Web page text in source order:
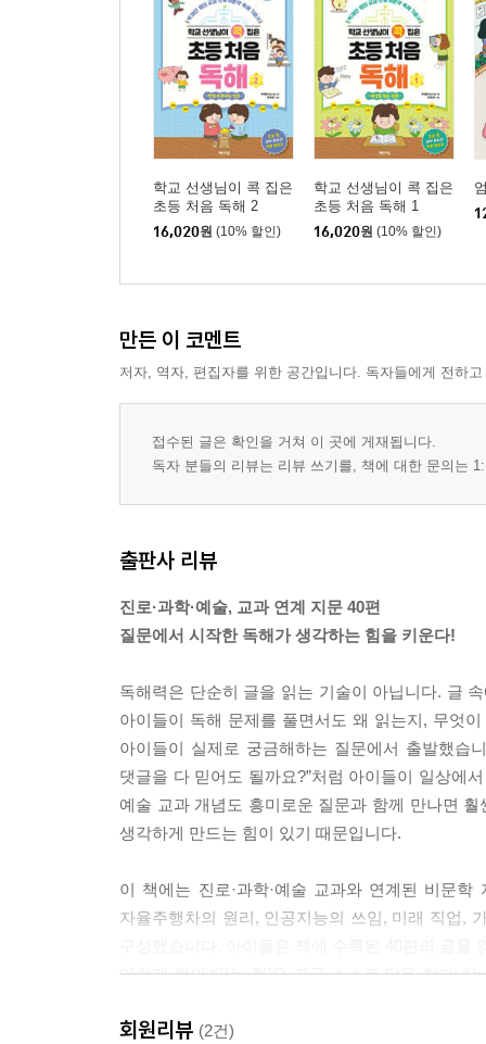
학교 선생님이 콕 집은
초등 처음 독해 2
16,020원 (10% 할인)
학교 선생님이 콕 집은
초등 처음 독해 1
16,020원 (10% 할인)
만든 이 코멘트
저자, 역자, 편집자를 위한 공간입니다. 독자들에게 전하
접수된 글은 확인을 거쳐 이 곳에 게재됩니다.
독자 분들의 리뷰는 리뷰 쓰기를, 책에 대한 문의는
출판사 리뷰
진로·과학·예술, 교과 연계 지문 40편
질문에서 시작한 독해가 생각하는 힘을 키운다!
독해력은 단순히 글을 읽는 기술이 아닙니다. 글
아이들이 독해 문제를 풀면서도 왜 읽는지, 무엇
아이들이 실제로 궁금해하는 질문에서 출발했습
댓글을 다 믿어도 될까요?”처럼 아이들이 일상에
예술 교과 개념도 흥미로운 질문과 함께 만나면
생각하게 만드는 힘이 있기 때문입니다.
이 책에는 진로·과학·예술 교과와 연계된 비문
자율주행차의 원리, 인공지능의 쓰임, 미래 직업,
이렇게 쌓인 ‘읽는 힘’은 결국 스스로 답을 찾아
회원리뷰 (2건)